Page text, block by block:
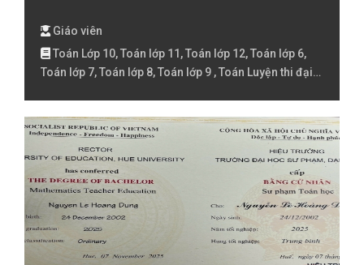
Giáo viên
Toán Lớp 10, Toán lớp 11, Toán lớp 12, Toán lớp 6,
Toán lớp 7, Toán lớp 8, Toán lớp 9 , Toán Luyện thi đại